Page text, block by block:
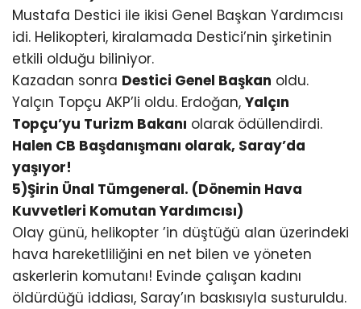
Mustafa Destici ile ikisi Genel Başkan Yardımcısı
idi. Helikopteri, kiralamada Destici’nin şirketinin
etkili olduğu biliniyor.
Kazadan sonra Destici Genel Başkan oldu.
Yalçın Topçu AKP’li oldu. Erdoğan, Yalçın
Topçu’yu Turizm Bakanı olarak ödüllendirdi.
Halen CB Başdanışmanı olarak, Saray’da
yaşıyor!
5)Şirin Ünal Tümgeneral. (Dönemin Hava
Kuvvetleri Komutan Yardımcısı)
Olay günü, helikopter ’in düştüğü alan üzerindeki
hava hareketliliğini en net bilen ve yöneten
askerlerin komutanı! Evinde çalışan kadını
öldürdüğü iddiası, Saray’ın baskısıyla susturuldu.